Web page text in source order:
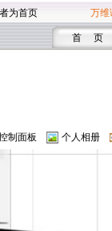
为首页 万维
首 页
制面板 个人相册